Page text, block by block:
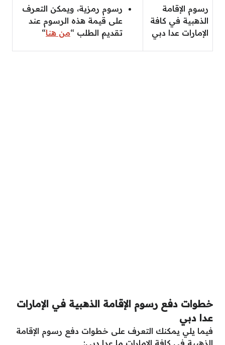
رسوم الإقامة
الذهبية في كافة
الإمارات عدا دبي
رسوم رمزية، ويمكن التعرف
على قيمة هذه الرسوم عند
تقديم الطلب “من هنا“
خطوات دفع رسوم الإقامة الذهبية في الإمارات
عدا دبي
فيما يلي يمكنك التعرف على خطوات دفع رسوم الإقامة